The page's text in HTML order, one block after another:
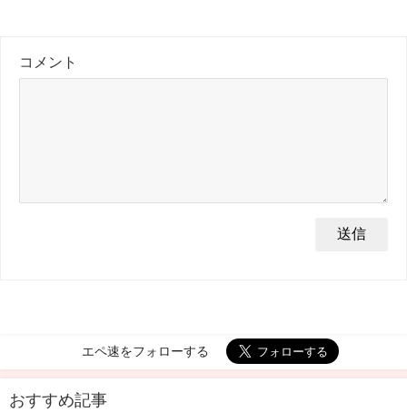
コメント
エペ速をフォローする
おすすめ記事